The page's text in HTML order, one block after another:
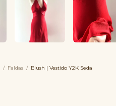
/ Faldas / Blush | Vestido Y2K Seda